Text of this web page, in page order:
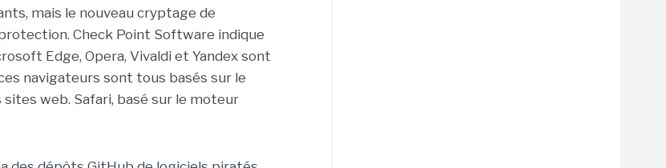
mais le nouveau cryptage de
Check Point Software indique
Edge, Opera, Vivaldi et Yandex sont
navigateurs sont tous basés sur le
web. Safari, basé sur le moteur